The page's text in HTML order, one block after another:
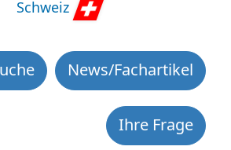
Schweiz
News/Fachartikel
Ihre Frage